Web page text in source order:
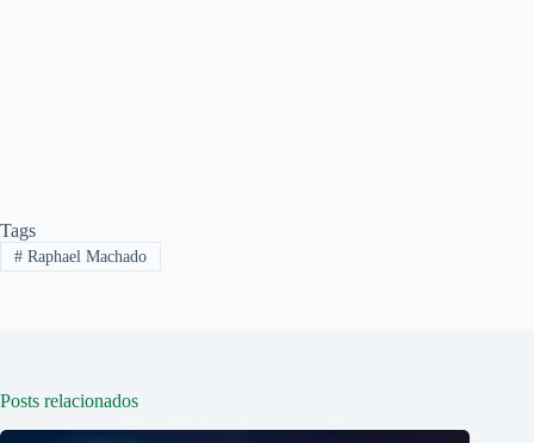
Tags
#Raphael Machado
Posts relacionados